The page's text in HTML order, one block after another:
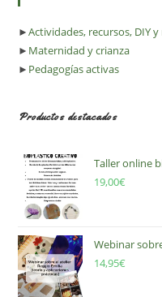
►Actividades, recursos, DIY y
► Maternidad y crianza
► Pedagogías activas
Productos destacados
Taller online
19,00€
Webinar
14,95€